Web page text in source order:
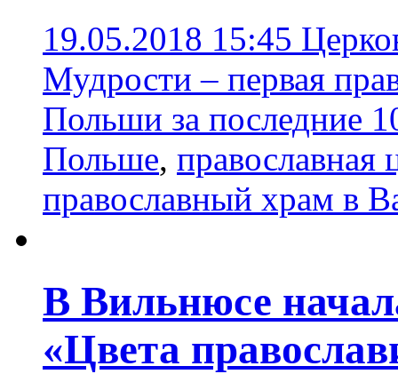
19.05.2018 15:45
Мудрости – первая
Польши за последние
Польше, православная
православный храм в
В Вильнюсе
«Цвета